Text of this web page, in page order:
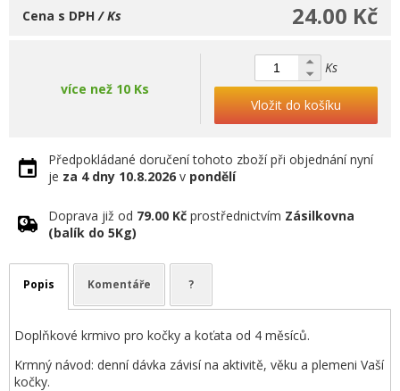
24.00 Kč
Cena s DPH/ Ks
více než 10 Ks
Ks
Vložit do košíku
Předpokládané doručení tohoto zboží při objednání nyní
je za 4 dny 10.8.2026 v pondělí
Doprava již od 79.00 Kč prostřednictvím Zásilkovna
(balík do 5Kg)
Popis Komentáře ?
Doplňkové krmivo pro kočky a koťata od 4 měsíců.
Krmný návod: denní dávka závisí na aktivitě, věku a plemeni Vaší
kočky.